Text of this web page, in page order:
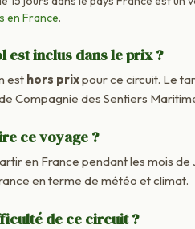
en France.
est inclus dans le prix ?
est hors prixpour ce circuit. Le
Compagnie des Sentiers
ce voyage ?
en France pendant les mois de
en terme de météo et climat.
de ce circuit ?